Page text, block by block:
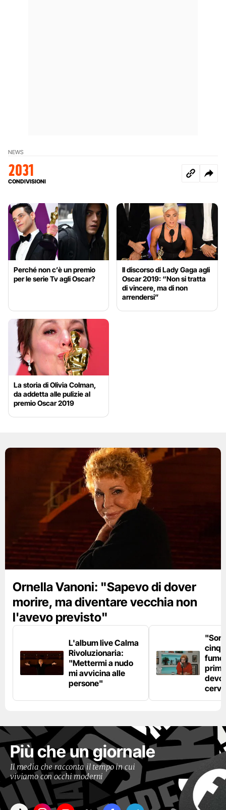
NEWS
2031
CONDIVISIONI
Perché non c’è un premio
per le serie Tv agli Oscar?
Il discorso di Lady Gaga agli
Oscar 2019: “Non si tratta
di vincere, ma di non
arrendersi”
La storia di Olivia Colman,
da addetta alle pulizie al
premio Oscar 2019
Ornella Vanoni: "Sapevo di dover
morire, ma diventare vecchia non
l'avevo previsto"
L'album live Calma
Rivoluzionaria:
"Mettermi a nudo
mi avvicina alle
persone"
fumo
devo
Più che un giornale
Il media che racconta il tempo in cui
viviamo con occhi moderni